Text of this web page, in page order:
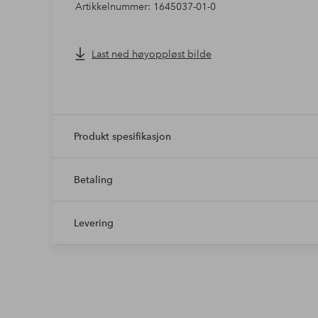
Artikkelnummer: 1645037-01-0
Last ned høyoppløst bilde
Produkt spesifikasjon
Betaling
Levering